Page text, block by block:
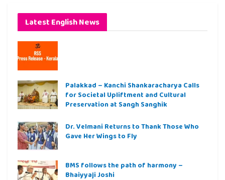
Latest English News
Palakkad – Kanchi Shankaracharya Calls
for Societal Upliftment and Cultural
Preservation at Sangh Sanghik
Dr. Velmani Returns to Thank Those Who
Gave Her Wings to Fly
BMS follows the path of harmony –
Bhaiyyaji Joshi